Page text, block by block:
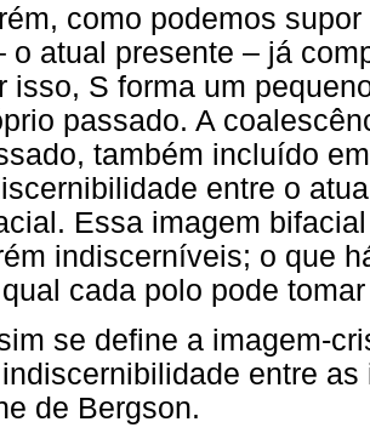
como podemos
o atual presente – já
isso, S forma um
passado. A
também incluído
entre o
Essa imagem
indiscerníveis; o que
cada polo pode
se define a imagem-
entre
de Bergson.